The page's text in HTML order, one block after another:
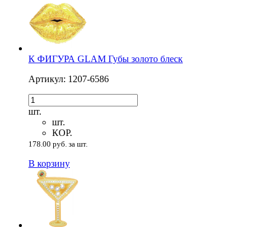
К ФИГУРА GLAM Губы золото блеск
Артикул: 1207-6586
шт.
шт.
КОР.
178.00 руб. за шт.
В корзину